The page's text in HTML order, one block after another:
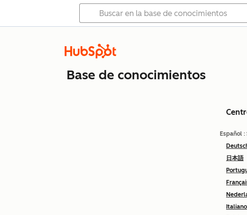
Base de conocimientos
Español :
日本語
Italiano